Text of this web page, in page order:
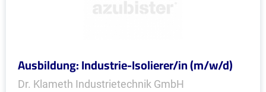
Ausbildung: Industrie-Isolierer/in (m/w/d)
Dr. Klameth Industrietechnik GmbH